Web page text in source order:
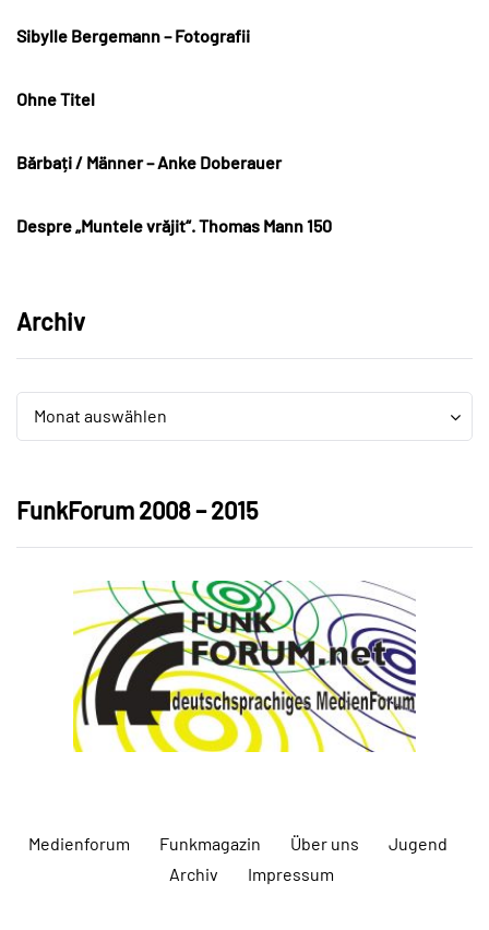
Sibylle Bergemann – Fotografii
Ohne Titel
Bărbați / Männer – Anke Doberauer
Despre „Muntele vrăjit“. Thomas Mann 150
Archiv
Archiv
Monat auswählen
Archiv
FunkForum 2008 – 2015
Medienforum Funkmagazin Über uns
Jugend
Archiv
Impressum